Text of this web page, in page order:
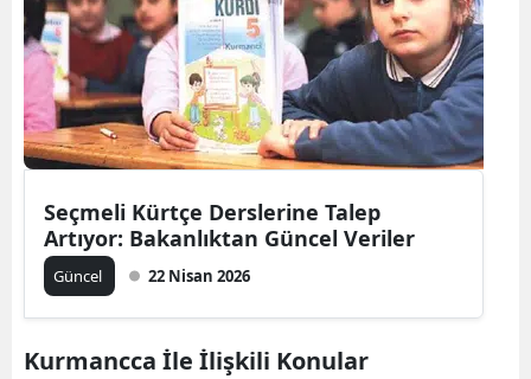
Seçmeli Kürtçe Derslerine Talep
Artıyor: Bakanlıktan Güncel Veriler
Güncel 22 Nisan 2026
Kurmancca İle İlişkili Konular